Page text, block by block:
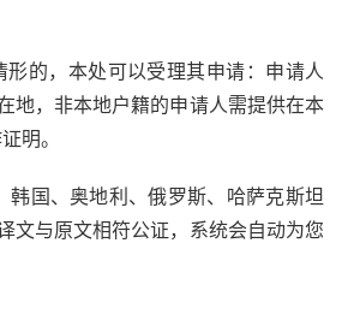
形的，本处可以受理其申请：申请人
地，非本地户籍的申请人需提供在本
明。
韩国、奥地利、俄罗斯、哈萨克斯坦
文与原文相符公证，系统会自动为您